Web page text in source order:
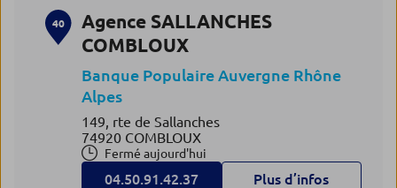
40
Agence SALLANCHES
COMBLOUX
Banque Populaire Auvergne Rhône
Alpes
149, rte de Sallanches
74920 COMBLOUX
Fermé aujourd'hui
04.50.91.42.37 Plus d’infos